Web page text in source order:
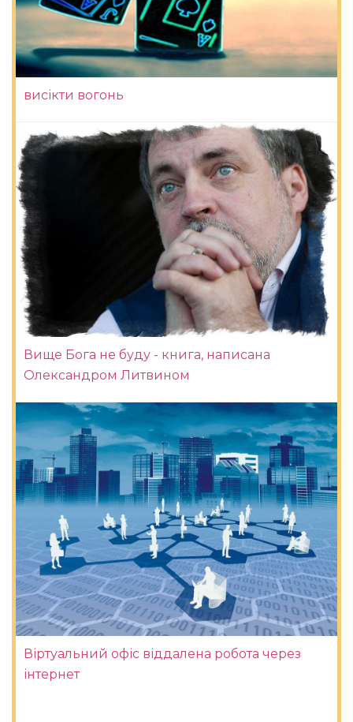
висікти вогонь
Вище Бога не буду - книга, написана
Олександром Литвином
Віртуальний офіс віддалена робота через
інтернет